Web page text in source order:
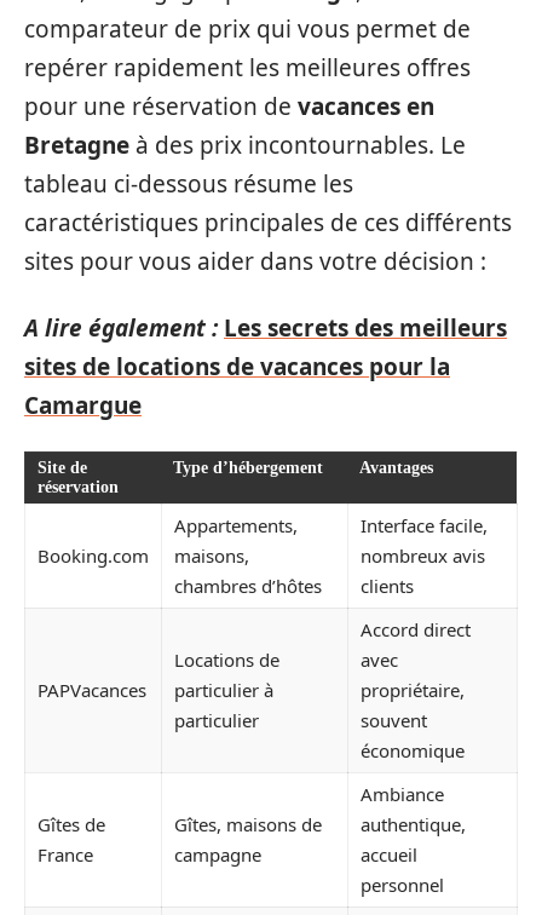
comparateur de prix qui vous permet de
repérer rapidement les meilleures offres
pour une réservation de vacances en
Bretagne à des prix incontournables. Le
tableau ci-dessous résume les
caractéristiques principales de ces différents
sites pour vous aider dans votre décision :
A lire également : Les secrets des meilleurs
sites de locations de vacances pour la
Camargue
Site de
réservation
Type d’hébergement Avantages
Booking.com
Appartements,
maisons,
chambres d’hôtes
Interface facile,
nombreux avis
clients
PAPVacances
Locations de
particulier à
particulier
Accord direct
avec
propriétaire,
souvent
économique
Gîtes de
France
Gîtes, maisons de
campagne
Ambiance
authentique,
accueil
personnel